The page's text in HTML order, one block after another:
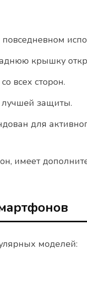
крышку
всех сторон.
лучшей защиты.
для
имеет
моделей: